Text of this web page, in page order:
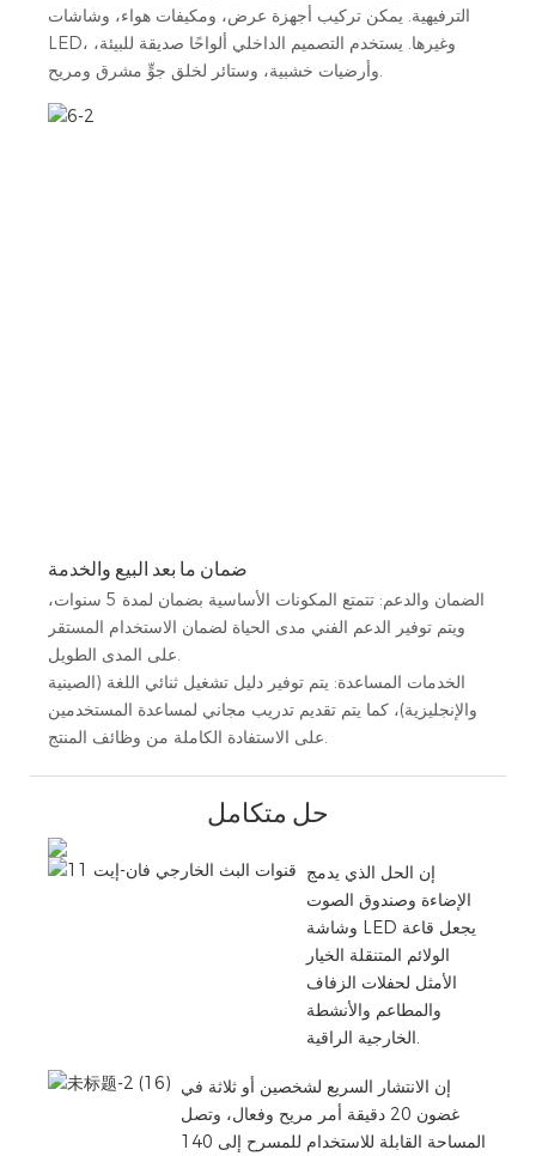
الترفيهية. يمكن تركيب أجهزة عرض، ومكيفات هواء، وشاشات
LED، وغيرها. يستخدم التصميم الداخلي ألواحًا صديقة للبيئة،
وأرضيات خشبية، وستائر لخلق جوٍّ مشرق ومريح.
ضمان ما بعد البيع والخدمة
الضمان والدعم: تتمتع المكونات الأساسية بضمان لمدة 5 سنوات،
ويتم توفير الدعم الفني مدى الحياة لضمان الاستخدام المستقر
الخدمات المساعدة: يتم توفير دليل تشغيل ثنائي اللغة (الصينية
والإنجليزية)، كما يتم تقديم تدريب مجاني لمساعدة المستخدمين
حل متكامل
إن الحل الذي يدمج
الإضاءة وصندوق الصوت
وشاشة LED يجعل قاعة
الولائم المتنقلة الخيار
الأمثل لحفلات الزفاف
والمطاعم والأنشطة
الخارجية الراقية.
إن الانتشار السريع لشخصين أو ثلاثة في
غضون 20 دقيقة أمر مريح وفعال، وتصل
المساحة القابلة للاستخدام للمسرح إلى 140